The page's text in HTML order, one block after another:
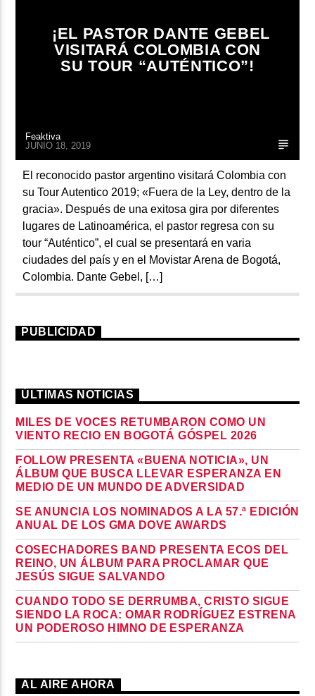
¡EL PASTOR DANTE GEBEL
VISITARÁ COLOMBIA CON
SU TOUR “AUTÉNTICO”!
Feaktiva
JUNIO 18, 2019
El reconocido pastor argentino visitará Colombia con
su Tour Autentico 2019; «Fuera de la Ley, dentro de la
gracia». Después de una exitosa gira por diferentes
lugares de Latinoamérica, el pastor regresa con su
tour “Auténtico”, el cual se presentará en varia
ciudades del país y en el Movistar Arena de Bogotá,
Colombia. Dante Gebel, […]
PUBLICIDAD
ÚLTIMAS NOTICIAS
MILES DE VOCES RETUMBARON COMO UN
VIENTO RECIO EN BOGOTÁ GÓSPEL 2026
FOLLOW PRESENTA «BUENA NOTICIA», UN
ÁLBUM QUE BUSCA LLEVAR ESPERANZA EN
MEDIO DE UN MUNDO DE ADVERSIDAD
SE ANUNCIA LOS NOMINADOS A LA 57.ª EDICIÓN
ANUAL DE LOS GMA DOVE AWARDS
COSECHADORES BAND PRESENTA ECOS DEL
REINO, UN ÁLBUM PARA PROCLAMAR QUE
JESÚS SIGUE SALVANDO
CUANDO TODO SE DERRUMBA, CRISTO SIGUE
SIENDO LA ROCA: OMAR RODRÍGUEZ ESTRENA
UN PODEROSO HIMNO DE ESPERANZA
AL AIRE AHORA